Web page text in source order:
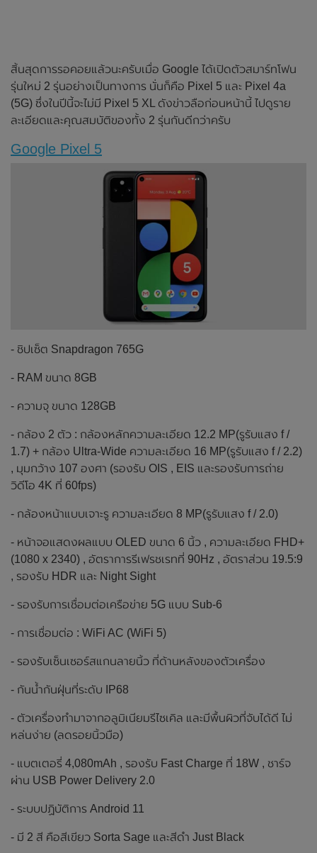
สิ้นสุดการรอคอยแล้วนะครับเมื่อ Google ได้เปิดตัวสมาร์ทโฟน
รุ่นใหม่ 2 รุ่นอย่างเป็นทางการ นั่นก็คือ Pixel 5 และ Pixel 4a
(5G) ซึ่งในปีนี้จะไม่มี Pixel 5 XL ดังข่าวลือก่อนหน้านี้ ไปดูราย
ละเอียดและคุณสมบัติของทั้ง 2 รุ่นกันดีกว่าครับ
Google Pixel 5
- ชิปเซ็ต Snapdragon 765G
- RAM ขนาด 8GB
- ความจุ ขนาด 128GB
- กล้อง 2 ตัว : กล้องหลักความละเอียด 12.2 MP(รูรับแสง f /
1.7) + กล้อง Ultra-Wide ความละเอียด 16 MP(รูรับแสง f / 2.2)
, มุมกว้าง 107 องศา (รองรับ OIS , EIS และรองรับการถ่าย
วิดีโอ 4K ที่ 60fps)
- กล้องหน้าแบบเจาะรู ความละเอียด 8 MP(รูรับแสง f / 2.0)
- หน้าจอแสดงผลแบบ OLED ขนาด 6 นิ้ว , ความละเอียด FHD+
(1080 x 2340) , อัตราการรีเฟรชเรทที่ 90Hz , อัตราส่วน 19.5:9
, รองรับ HDR และ Night Sight
- รองรับการเชื่อมต่อเครือข่าย 5G แบบ Sub-6
- การเชื่อมต่อ : WiFi AC (WiFi 5)
- รองรับเซ็นเซอร์สแกนลายนิ้ว ที่ด้านหลังของตัวเครื่อง
- กันน้ำกันฝุ่นที่ระดับ IP68
- ตัวเครื่องทำมาจากอลูมิเนียมรีไซเคิล และมีพื้นผิวที่จับได้ดี ไม่
หล่นง่าย (ลดรอยนิ้วมือ)
- แบตเตอรี่ 4,080mAh , รองรับ Fast Charge ที่ 18W , ชาร์จ
ผ่าน USB Power Delivery 2.0
- ระบบปฏิบัติการ Android 11
- มี 2 สี คือสีเขียว Sorta Sage และสีดำ Just Black